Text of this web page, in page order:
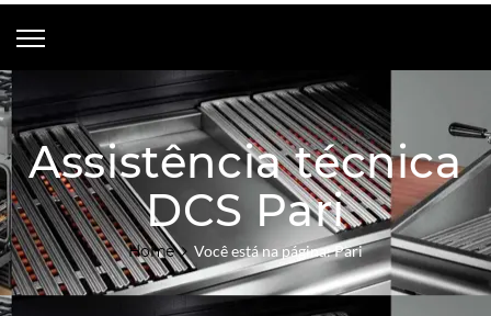
Assistência técnica
DCS Pari
Home Você está na página: Pari